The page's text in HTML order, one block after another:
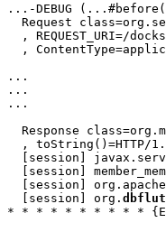
... -DEBUG ( ...
Request
, REQUEST_URI=/
,
...
...
...
Response
, toString()=HTTP/
[session]
[session]
[session]
  [session] org.
* * * * * * * * * *